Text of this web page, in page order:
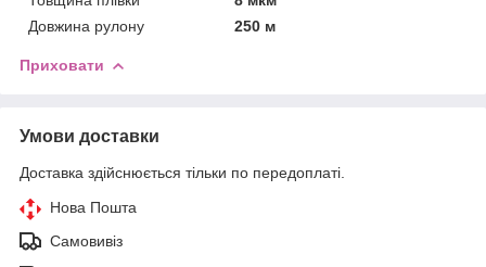
Довжина рулону
250 м
Приховати
Умови доставки
Доставка здійснюється тільки по передоплаті.
Нова Пошта
Самовивіз